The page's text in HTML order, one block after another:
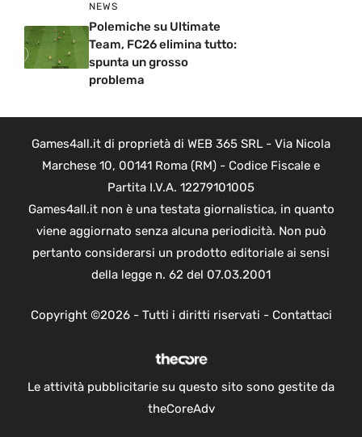
NEWS
Polemiche su Ultimate
Team, FC26 elimina tutto:
spunta un grosso
problema
Games4all.it di proprietà di WEB 365 SRL - Via Nicola
Marchese 10, 00141 Roma (RM) - Codice Fiscale e
Partita I.V.A. 12279101005
Games4all.it non è una testata giornalistica, in quanto
viene aggiornato senza alcuna periodicità. Non può
pertanto considerarsi un prodotto editoriale ai sensi
della legge n. 62 del 07.03.2001
Copyright ©2026 - Tutti i diritti riservati - Contattaci
Le attività pubblicitarie su questo sito sono gestite da
theCoreAdv